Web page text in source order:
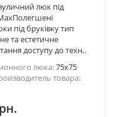
люк під
під бруківку тип
та естетичне
доступу до техн..
люка:75х75
товара: